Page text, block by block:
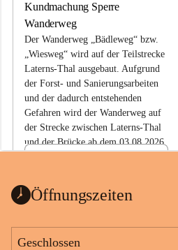
Kundmachung Sperre
Wanderweg
Der Wanderweg „Bädleweg“ bzw.
„Wiesweg“ wird auf der Teilstrecke
Laterns-Thal ausgebaut. Aufgrund
der Forst- und Sanierungsarbeiten
und der dadurch entstehenden
Gefahren wird der Wanderweg auf
der Strecke zwischen Laterns-Thal
und der Brücke ab dem 03.08.2026
ht
1 Seite•0,1 MB
Öffnungszeiten
Geschlossen